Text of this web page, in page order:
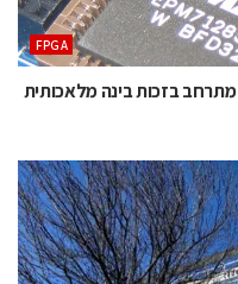
‫‪FPGA‬‬
אלטרה חוזרת לצמוח: הביקוש ל־FPGA מתרחב בזכות בינה מלאכותית